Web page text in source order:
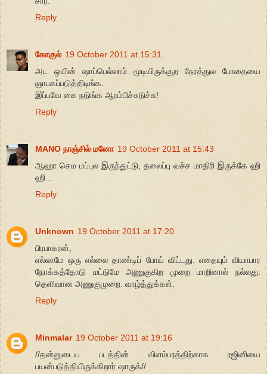
Reply
கோகுல் 19 October 2011 at 15:31
அட ஒயின் ஷாப்பெல்லாம் மூடியிருக்குற நேரத்துல போதையை
ஞாபகப்படுத்திடிங்க.
இப்பவே கை நடுங்க ஆரம்பிச்சுடுச்சு!
Reply
MANO நாஞ்சில் மனோ 19 October 2011 at 15:43
ஆஹா செம மப்புல இருந்துட்டு, தலைப்பு வச்ச மாதிரி இருக்கே ஹி
ஹி...
Reply
Unknown 19 October 2011 at 17:20
பிரபாகரன்,
எல்லாமே ஒரு எல்லை தாண்டிப் போய் விட்டது. எதையும் வியாபார
நோக்கத்தோடு மட்டுமே அணுகுகிற முறை மாறினால் நல்லது.
தெளிவான அணுகுமுறை. வாழ்த்துக்கள்.
Reply
Minmalar 19 October 2011 at 19:16
//தன்னுடைய படத்தின் விளம்பரத்திற்காக ரஜினியை
பயன்படுத்தியிருக்கிறார் ஷாருக்//